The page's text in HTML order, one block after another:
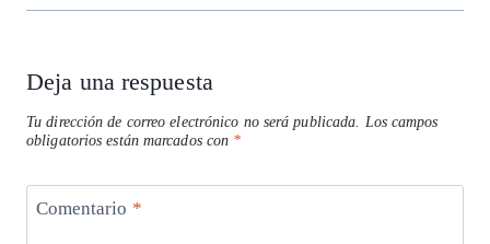
Deja una respuesta
Tu dirección de correo electrónico no será publicada.
Los campos
obligatorios están marcados con *
Comentario *